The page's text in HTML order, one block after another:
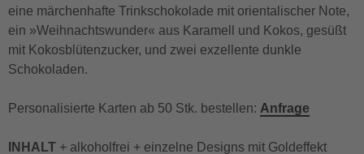
eine märchenhafte Trinkschokolade mit orientalischer Note,
ein »Weihnachtswunder« aus Karamell und Kokos, gesüßt
mit Kokosblütenzucker, und zwei exzellente dunkle
Schokoladen.
Personalisierte Karten ab 50 Stk. bestellen: Anfrage
INHALT + alkoholfrei + einzelne Designs mit Goldeffekt